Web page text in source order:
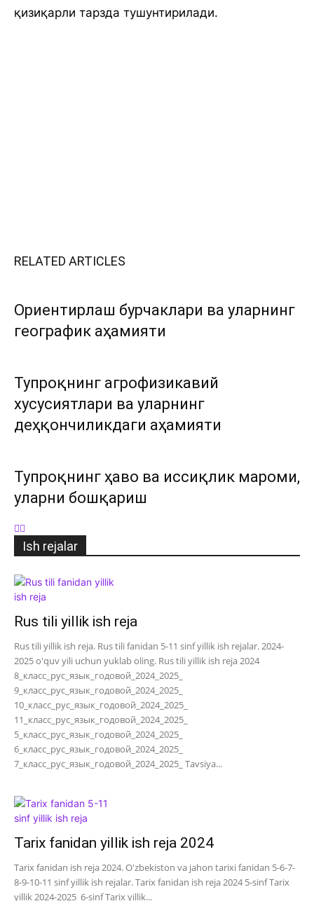
қизиқарли тарзда тушунтирилади.
RELATED ARTICLES
Ориентирлаш бурчаклари ва уларнинг
географик аҳамияти
Тупроқнинг агрофизикавий
хусусиятлари ва уларнинг
деҳқончиликдаги аҳамияти
Тупроқнинг ҳаво ва иссиқлик мароми,
уларни бошқариш
Ish rejalar
Rus tili yillik ish reja
Rus tili yillik ish reja. Rus tili fanidan 5-11 sinf yillik ish rejalar. 2024-
2025 o'quv yili uchun yuklab oling. Rus tili yillik ish reja 2024
8_класс_рус_язык_годовой_2024_2025_
9_класс_рус_язык_годовой_2024_2025_
10_класс_рус_язык_годовой_2024_2025_
11_класс_рус_язык_годовой_2024_2025_
5_класс_рус_язык_годовой_2024_2025_
6_класс_рус_язык_годовой_2024_2025_
7_класс_рус_язык_годовой_2024_2025_ Tavsiya...
Tarix fanidan yillik ish reja 2024
Tarix fanidan ish reja 2024. O'zbekiston va jahon tarixi fanidan 5-6-7-
8-9-10-11 sinf yillik ish rejalar. Tarix fanidan ish reja 2024 5-sinf Tarix
yillik 2024-2025 6-sinf Tarix yillik...